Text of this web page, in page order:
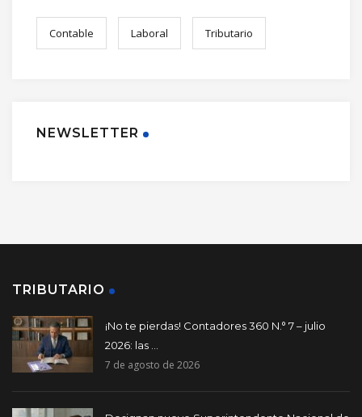
Contable Laboral Tributario
NEWSLETTER
TRIBUTARIO
¡No te pierdas! Contadores 360 N.° 7 – julio
2026: las ...
7 de agosto de 2026